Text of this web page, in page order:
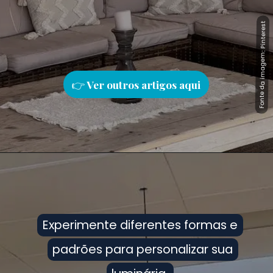
👉Ver outros artigos aqui Fonte da imagem: Pinterest
Fonte da imagem: Pinterest
Experimente diferentes formas e
padrões para personalizar sua
Experimente diferentes formas e
padrões para personalizar sua